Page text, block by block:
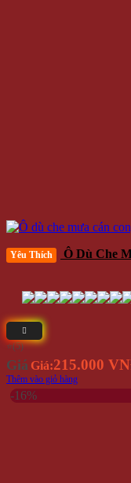
Yêu Thích Ô Dù Che
⭐(5)
Giá Giá:215.000
Thêm vào giỏ hàng
-16%